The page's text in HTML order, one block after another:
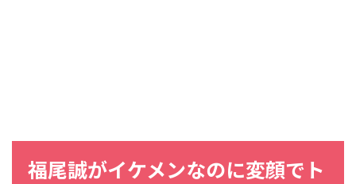
福尾誠がイケメンなのに変顔でト